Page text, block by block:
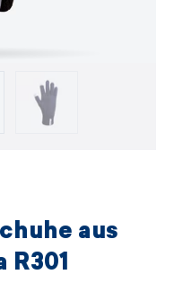
aus
R301